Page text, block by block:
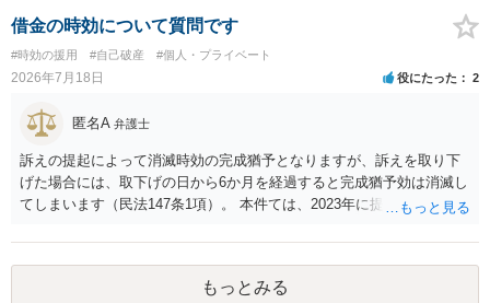
借金の時効について質問です
#時効の援用 #自己破産 #個人・プライベート
2026年7月18日 役にたった 2
匿名A 弁護士
訴えの提起によって消滅時効の完成猶予となりますが、訴えを取り下
げた場合には、取下げの日から6か月を経過すると完成猶予効は消滅し
てしまいます（民法147条1項）。 本件ては、2023年に提訴された債権
権者については取下げ日から6か月以内に再提訴しなければやはり時効
は更新しないことになります。ただし、消滅時効の起算点は、不払い
日ではなく期限の利益喪失日（通常は所定の分割の支払期日から1～2
もっとみる